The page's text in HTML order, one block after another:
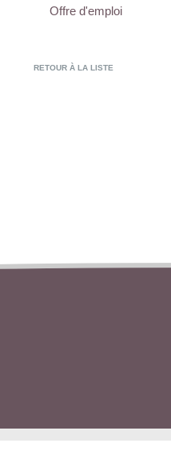
Offre d'emploi
RETOUR À LA LISTE